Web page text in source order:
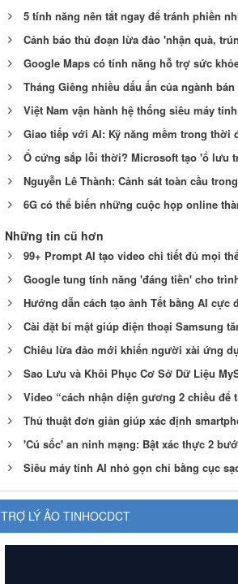
5 tính năng nên tắt ngay để tránh phiền
Cảnh báo thủ đoạn lừa đảo 'nhận quà,
Google Maps có tính năng hỗ trợ sức
Tháng Giêng nhiều dấu ấn của ngành bán
Việt Nam vận hành hệ thống siêu máy
Giao tiếp với AI: Kỹ năng mềm trong thời
Ổ cứng sắp lỗi thời? Microsoft tạo 'ổ lưu
Nguyễn Lê Thành: Cảnh sát toàn cầu
6G có thể biến những cuộc họp online
Những tin cũ hơn
99+ Prompt AI tạo video chi tiết đủ mọi
Google tung tính năng 'đáng tiền' cho
Hướng dẫn cách tạo ảnh Tết bằng AI cực
Cài đặt bí mật giúp điện thoại Samsung
Chiêu lừa đảo mới khiến người xài ứng
Sao Lưu và Khôi Phục Cơ Sở Dữ Liệu
Video “cách nhận diện gương 2 chiều để
Thủ thuật đơn giản giúp xác định
'Cú sốc' an ninh mạng: Bật xác thực 2
Siêu máy tính AI nhỏ gọn chỉ bằng cục
TRỢ LÝ ẢO TINHOCDCT